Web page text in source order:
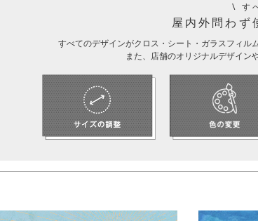
\ す
屋内外問わず
すべてのデザインがクロス・シート・ガラスフィル
また、店舗のオリジナルデザイン